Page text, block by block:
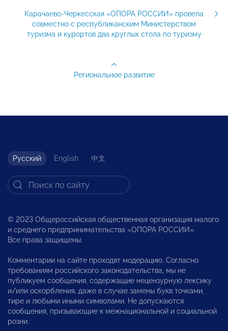
Карачаево-Черкесская «ОПОРА РОССИИ» провела
совместно с республиканским Министерством
туризма и курортов два круглых стола по туризму
Региональное развитие
Русский English 中文
© 2023 Общероссийская общественная организация малого
и среднего предпринимательства «ОПОРА РОССИИ».
Все права защищены.
Комментарии на сайте проходят модерацию. Согласно
требованиям российского законодательства, мы не
публикуем сообщения, содержащие нецензурную лексику
и/или оскорбления, даже в случае замены букв точками,
тире и любыми иными символами. Не допускаются
сообщения, призывающие к межнациональной и социальной
розни.